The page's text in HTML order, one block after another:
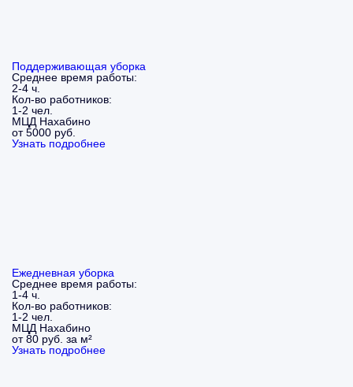
Поддерживающая уборка
Среднее время работы:
2-4 ч.
Кол-во работников:
1-2 чел.
МЦД Нахабино
от 5000 руб.
Узнать подробнее
Ежедневная уборка
Среднее время работы:
1-4 ч.
Кол-во работников:
1-2 чел.
МЦД Нахабино
от 80 руб. за м²
Узнать подробнее